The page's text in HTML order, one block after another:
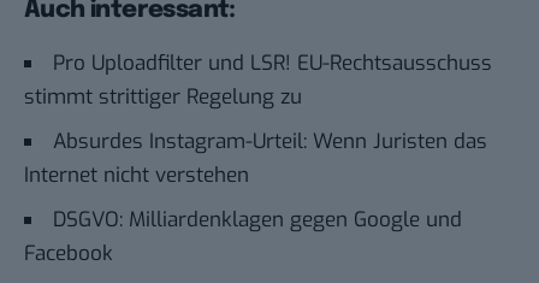
Auch interessant:
Pro Uploadfilter und LSR! EU-Rechtsausschuss
stimmt strittiger Regelung zu
Absurdes Instagram-Urteil: Wenn Juristen das
Internet nicht verstehen
DSGVO: Milliardenklagen gegen Google und
Facebook